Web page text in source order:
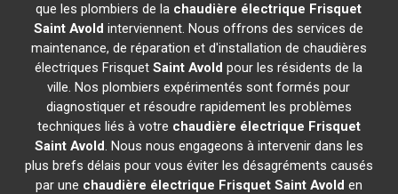
que les plombiers de la chaudière électrique Frisquet
Saint Avold interviennent. Nous offrons des services de
maintenance, de réparation et d'installation de chaudières
électriques FrisquetSaint Avold pour les résidents de la
ville. Nos plombiers expérimentés sont formés pour
diagnostiquer et résoudre rapidement les problèmes
techniques liés à votre chaudière électrique Frisquet
Saint Avold. Nous nous engageons à intervenir dans les
plus brefs délais pour vous éviter les désagréments causés
par une chaudière électrique Frisquet Saint Avold en